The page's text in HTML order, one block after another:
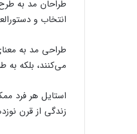
طراحان مد به
انتخاب و
طراحی مد به
می‌کنند، بلکه به
استایل هر فرد
زندگی از قرن